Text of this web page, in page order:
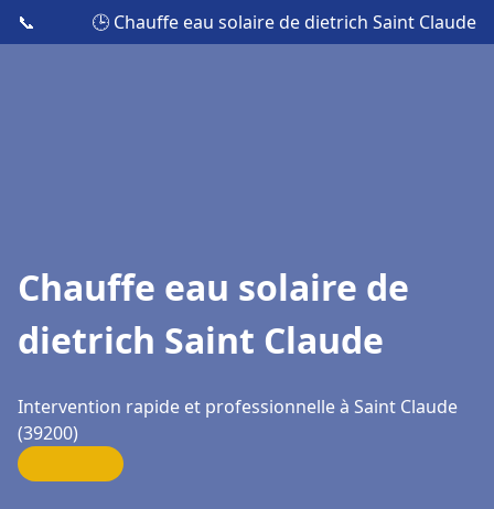
📞 🕒 Chauffe eau solaire de dietrich Saint Claude
Chauffe eau solaire de
dietrich Saint Claude
Intervention rapide et professionnelle à Saint Claude
(39200)